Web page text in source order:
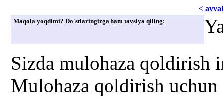
<
Maqola yoqdimi? Do'stlaringizga ham tavsiya qiling:
Sizda mulohaza qoldirish
Mulohaza qoldirish